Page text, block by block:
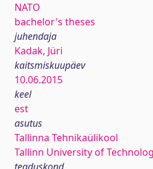
NATO
bachelor's theses
juhendaja
Kadak, Jüri
kaitsmiskuupäev
10.06.2015
keel
est
asutus
Tallinna Tehnikaülikool
Tallinn University of